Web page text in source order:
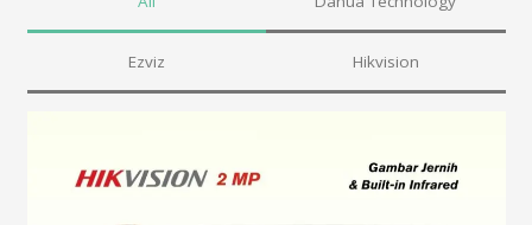
Ezviz Hikvision